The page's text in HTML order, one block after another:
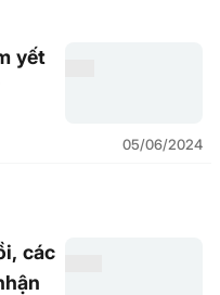
yết
05/06/2024
các